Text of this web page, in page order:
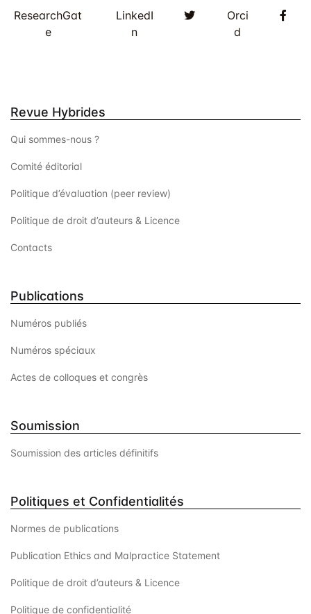
ResearchGat
e
LinkedI
n
TwitterOrci
d
Revue Hybrides
Qui sommes-nous ?
Comité éditorial
Politique d’évaluation (peer review)
Politique de droit d’auteurs & Licence
Contacts
Publications
Numéros publiés
Numéros spéciaux
Actes de colloques et congrès
Soumission
Soumission des articles définitifs
Politiques et Confidentialités
Normes de publications
Publication Ethics and Malpractice Statement
Politique de droit d’auteurs & Licence
Politique de confidentialité